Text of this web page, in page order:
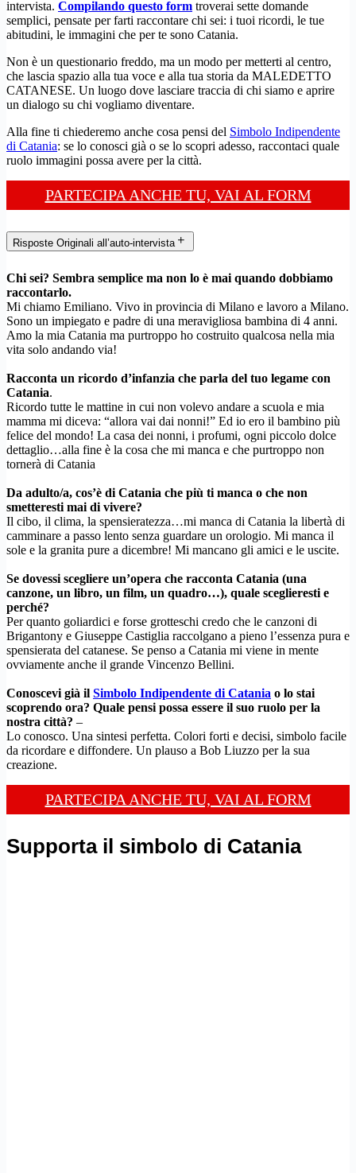
intervista. Compilando questo form troverai sette domande
semplici, pensate per farti raccontare chi sei: i tuoi ricordi, le tue
abitudini, le immagini che per te sono Catania.
Non è un questionario freddo, ma un modo per metterti al centro,
che lascia spazio alla tua voce e alla tua storia da MALEDETTO
CATANESE. Un luogo dove lasciare traccia di chi siamo e aprire
un dialogo su chi vogliamo diventare.
Alla fine ti chiederemo anche cosa pensi del Simbolo Indipendente
di Catania: se lo conosci già o se lo scopri adesso, raccontaci quale
ruolo immagini possa avere per la città.
PARTECIPA ANCHE TU, VAI AL FORM
Risposte Originali all’auto-intervista
Chi sei? Sembra semplice ma non lo è mai quando dobbiamo
raccontarlo.
Mi chiamo Emiliano. Vivo in provincia di Milano e lavoro a Milano.
Sono un impiegato e padre di una meravigliosa bambina di 4 anni.
Amo la mia Catania ma purtroppo ho costruito qualcosa nella mia
vita solo andando via!
Racconta un ricordo d’infanzia che parla del tuo legame con
Catania.
Ricordo tutte le mattine in cui non volevo andare a scuola e mia
mamma mi diceva: “allora vai dai nonni!” Ed io ero il bambino più
felice del mondo! La casa dei nonni, i profumi, ogni piccolo dolce
dettaglio…alla fine è la cosa che mi manca e che purtroppo non
tornerà di Catania
Da adulto/a, cos’è di Catania che più ti manca o che non
smetteresti mai di vivere?
Il cibo, il clima, la spensieratezza…mi manca di Catania la libertà di
camminare a passo lento senza guardare un orologio. Mi manca il
sole e la granita pure a dicembre! Mi mancano gli amici e le uscite.
Se dovessi scegliere un’opera che racconta Catania (una
canzone, un libro, un film, un quadro…), quale sceglieresti e
perché?
Per quanto goliardici e forse grotteschi credo che le canzoni di
Brigantony e Giuseppe Castiglia raccolgano a pieno l’essenza pura e
spensierata del catanese. Se penso a Catania mi viene in mente
ovviamente anche il grande Vincenzo Bellini.
Conoscevi già il Simbolo Indipendente di Catania o lo stai
scoprendo ora? Quale pensi possa essere il suo ruolo per la
nostra città? –
Lo conosco. Una sintesi perfetta. Colori forti e decisi, simbolo facile
da ricordare e diffondere. Un plauso a Bob Liuzzo per la sua
creazione.
PARTECIPA ANCHE TU, VAI AL FORM
Supporta il simbolo di Catania